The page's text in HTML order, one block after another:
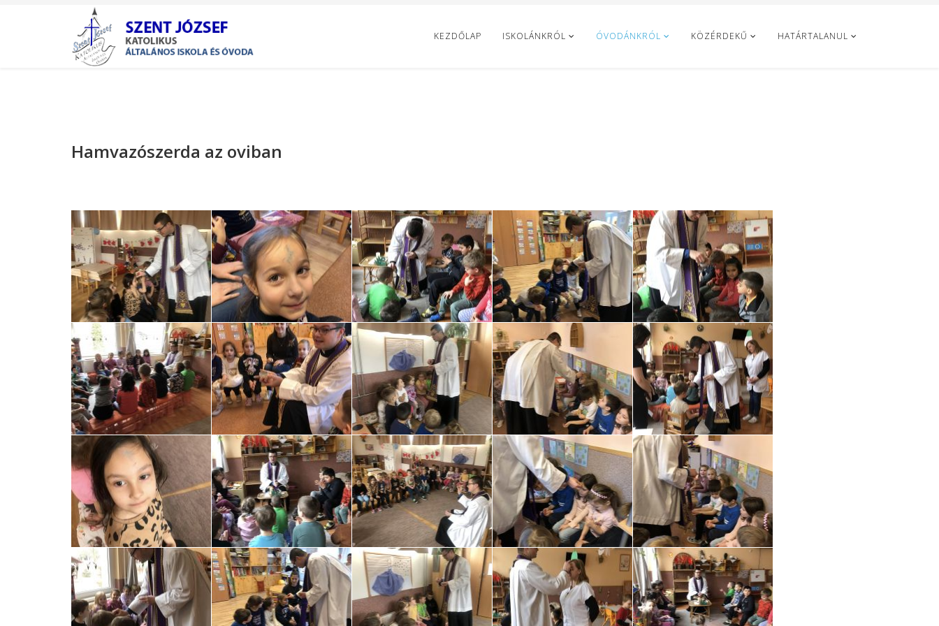
KEZDŐLAP ISKOLÁNKRÓL ÓVODÁNKRÓL KÖZÉRDEKŰ HATÁRTALANUL
Hamvazószerda az oviban